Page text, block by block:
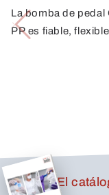
La bomba de
PP es fiable,
tubos con
PP son
El